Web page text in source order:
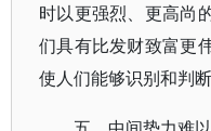
时以更强烈、更高尚
们具有比发财致富更
使人们能够识别和判